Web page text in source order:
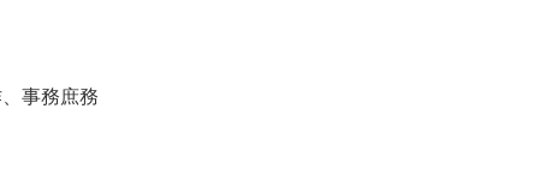
事務庶務